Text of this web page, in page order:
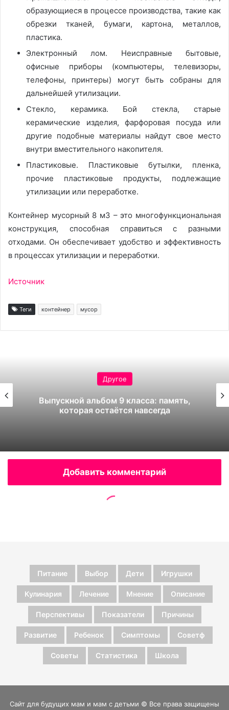
Питание Выбор Дети Игрушки
Кулинария Лечение Мнение Описание
Перспективы Показатели Причины
Развитие Ребенок Симптомы Советф
Советы Статистика Школа
Сайт для будущих мам и мам с детьми © Все права защищены